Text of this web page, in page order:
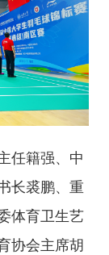
任籍强、中
长裘鹏、重
体育卫生艺
协会主席胡